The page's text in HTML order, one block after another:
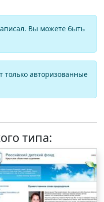
Вы можете быть
только авторизованные
типа: